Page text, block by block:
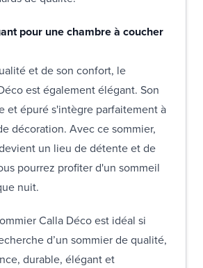
pour une chambre à coucher
et de son confort, le
est également élégant. Son
et épuré s'intègre parfaitement à
décoration. Avec ce sommier,
un lieu de détente et de
pourrez profiter d'un sommeil
nuit.
Calla Déco est idéal si
d’un sommier de qualité,
durable, élégant et